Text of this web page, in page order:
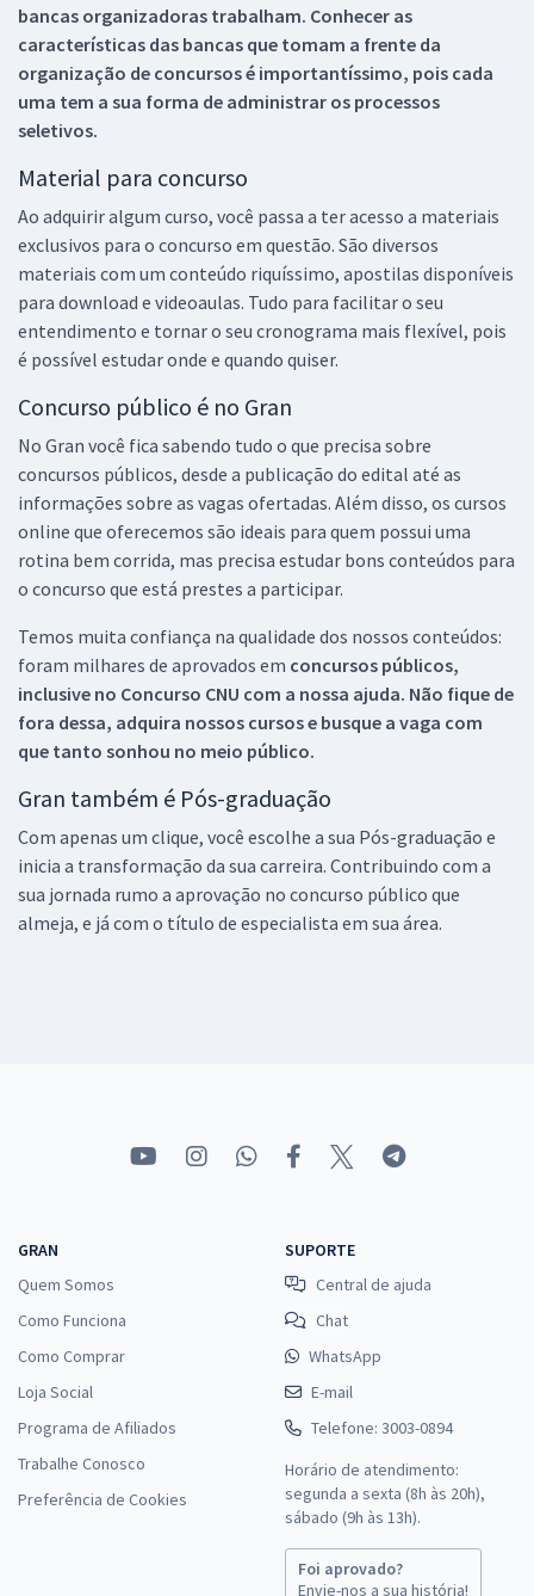
bancas organizadoras trabalham. Conhecer as
características das bancas que tomam a frente da
organização de concursos é importantíssimo, pois cada
uma tem a sua forma de administrar os processos
seletivos.
Material para concurso
Ao adquirir algum curso, você passa a ter acesso a materiais
exclusivos para o concurso em questão. São diversos
materiais com um conteúdo riquíssimo, apostilas disponíveis
para download e videoaulas. Tudo para facilitar o seu
entendimento e tornar o seu cronograma mais flexível, pois
é possível estudar onde e quando quiser.
Concurso público é no Gran
No Gran você fica sabendo tudo o que precisa sobre
concursos públicos, desde a publicação do edital até as
informações sobre as vagas ofertadas. Além disso, os cursos
online que oferecemos são ideais para quem possui uma
rotina bem corrida, mas precisa estudar bons conteúdos para
o concurso que está prestes a participar.
Temos muita confiança na qualidade dos nossos conteúdos:
foram milhares de aprovados em concursos públicos,
inclusive no Concurso CNU com a nossa ajuda. Não fique de
fora dessa, adquira nossos cursos e busque a vaga com
que tanto sonhou no meio público.
Gran também é Pós-graduação
Com apenas um clique, você escolhe a sua Pós-graduação e
inicia a transformação da sua carreira. Contribuindo com a
sua jornada rumo a aprovação no concurso público que
almeja, e já com o título de especialista em sua área.
GRAN
Quem Somos
Como Funciona
Como Comprar
Loja Social
Programa de Afiliados
Trabalhe Conosco
Preferência de Cookies
SUPORTE
Central de ajuda
Chat
WhatsApp
E-mail
Telefone: 3003-0894
Horário de atendimento:
segunda a sexta (8h às 20h),
sábado (9h às 13h).
Foi aprovado?
Envie-nos a sua história!